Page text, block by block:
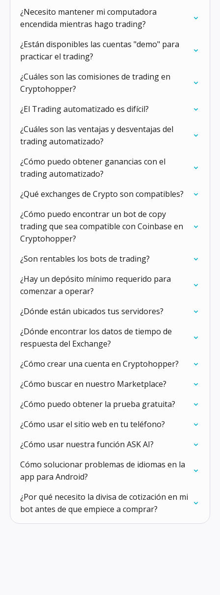
¿Necesito mantener mi computadora
encendida mientras hago trading?
¿Están disponibles las cuentas "demo" para
practicar el trading?
¿Cuáles son las comisiones de trading en
Cryptohopper?
¿El Trading automatizado es difícil?
¿Cuáles son las ventajas y desventajas del
trading automatizado?
¿Cómo puedo obtener ganancias con el
trading automatizado?
¿Qué exchanges de Crypto son compatibles?
¿Cómo puedo encontrar un bot de copy
trading que sea compatible con Coinbase en
Cryptohopper?
¿Son rentables los bots de trading?
¿Hay un depósito mínimo requerido para
comenzar a operar?
¿Dónde están ubicados tus servidores?
¿Dónde encontrar los datos de tiempo de
respuesta del Exchange?
¿Cómo crear una cuenta en Cryptohopper?
¿Cómo buscar en nuestro Marketplace?
¿Cómo puedo obtener la prueba gratuita?
¿Cómo usar el sitio web en tu teléfono?
¿Cómo usar nuestra función ASK AI?
Cómo solucionar problemas de idiomas en la
app para Android?
¿Por qué necesito la divisa de cotización en mi
bot antes de que empiece a comprar?